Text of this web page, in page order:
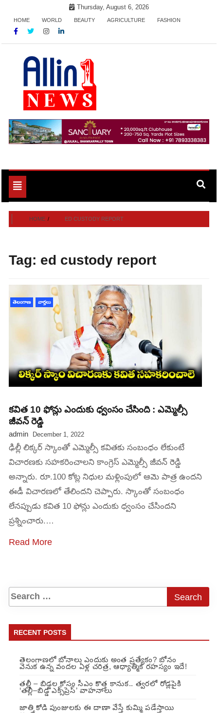
content
Thursday, August 6, 2026
HOME WORLD BEAUTY AGRICULTURE FASHION
Allin1news
Toggle
navigation
HOME ED CUSTODY REPORT
Tag: ed custody report
తెలంగాణ వార్తలు
కవిత 10 ఫోన్లు ఎందుకు ధ్వంసం చేసింది : ఎమ్మెల్సీ
జీవన్ రెడ్డి
admin December 1, 2022
ఢిల్లీ లిక్కర్ స్కాంతో ఎమ్మెల్సీ కవితకు సంబంధం లేకుంటే
విచారణకు సహకరించాలని కాంగ్రెస్ ఎమ్మెల్సీ జీవన్ రెడ్డి
అన్నారు. రూ.100 కోట్ల నిధుల మళ్లింపులో ఆమె పాత్ర ఉందని
ఈడీ విచారణలో తేలిందని చెప్పారు. స్కాంతో సంబంధం
లేనప్పుడు కవిత 10 ఫోన్లు ఎందుకు ధ్వంసం చేసిందని
ప్రశ్నించారు.…
Read More
RECENT POSTS
తెలంగాణలో బోనాలు ఎందుకు అంత ప్రత్యేకం? బోనం
వెనుక ఉన్న వందల ఏళ్ల చరిత్ర, ఆధ్యాత్మిక రహస్యం ఇదే!
తల్లీ – బిడ్డల కోసం సీఎం కొత్త కానుక.. త్వరలో రోడ్లపైకి
‘తల్లీ–బిడ్డ ఎక్స్‌ప్రెస్’ వాహనాలు
జాతి కోడి పుంజులకు ఈ దాణా వేస్తే కుమ్మి పడేస్తాయి